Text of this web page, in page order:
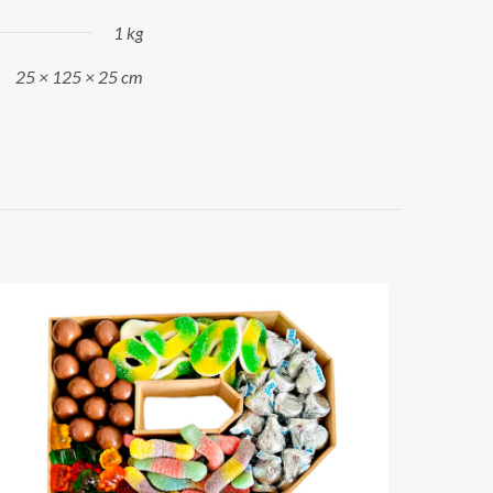
1 kg
25 × 125 × 25 cm